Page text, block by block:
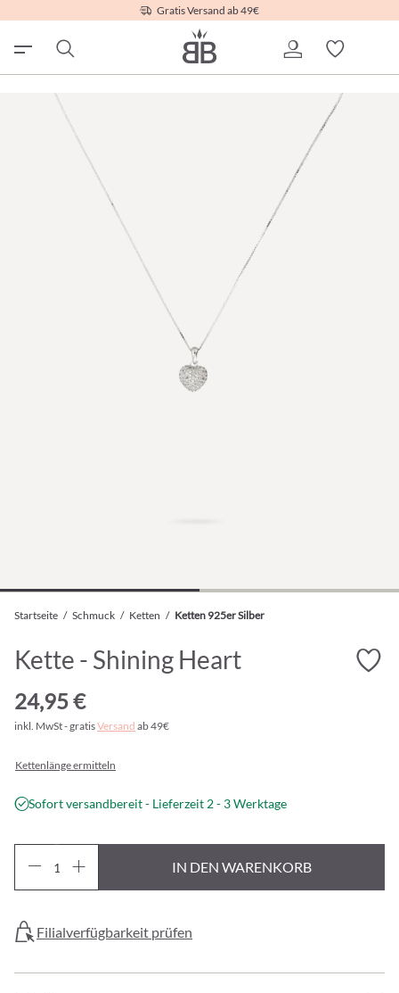
Gratis Versand ab 49€
Startseite / Schmuck / Ketten / Ketten 925er Silber
Kette - Shining Heart
24,95 €
inkl. MwSt - gratisVersand ab 49€
Kettenlänge ermitteln
Sofort versandbereit - Lieferzeit 2 - 3 Werktage
IN DEN WARENKORB
Filialverfügbarkeit prüfen